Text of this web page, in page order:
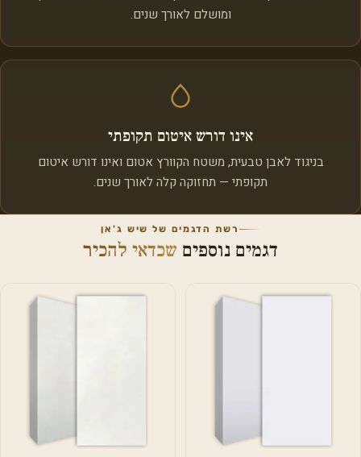
ומושלם לאורך שנים.
אינו דורש איטום תקופתי
בניגוד לאבן טבעית, משטח הקוורץ אטום ואינו דורש איטום
תקופתי — תחזוקה קלה לאורך שנים.
רשת הדגמים של שיש ג'אן
דגמים נוספים שכדאי להכיר